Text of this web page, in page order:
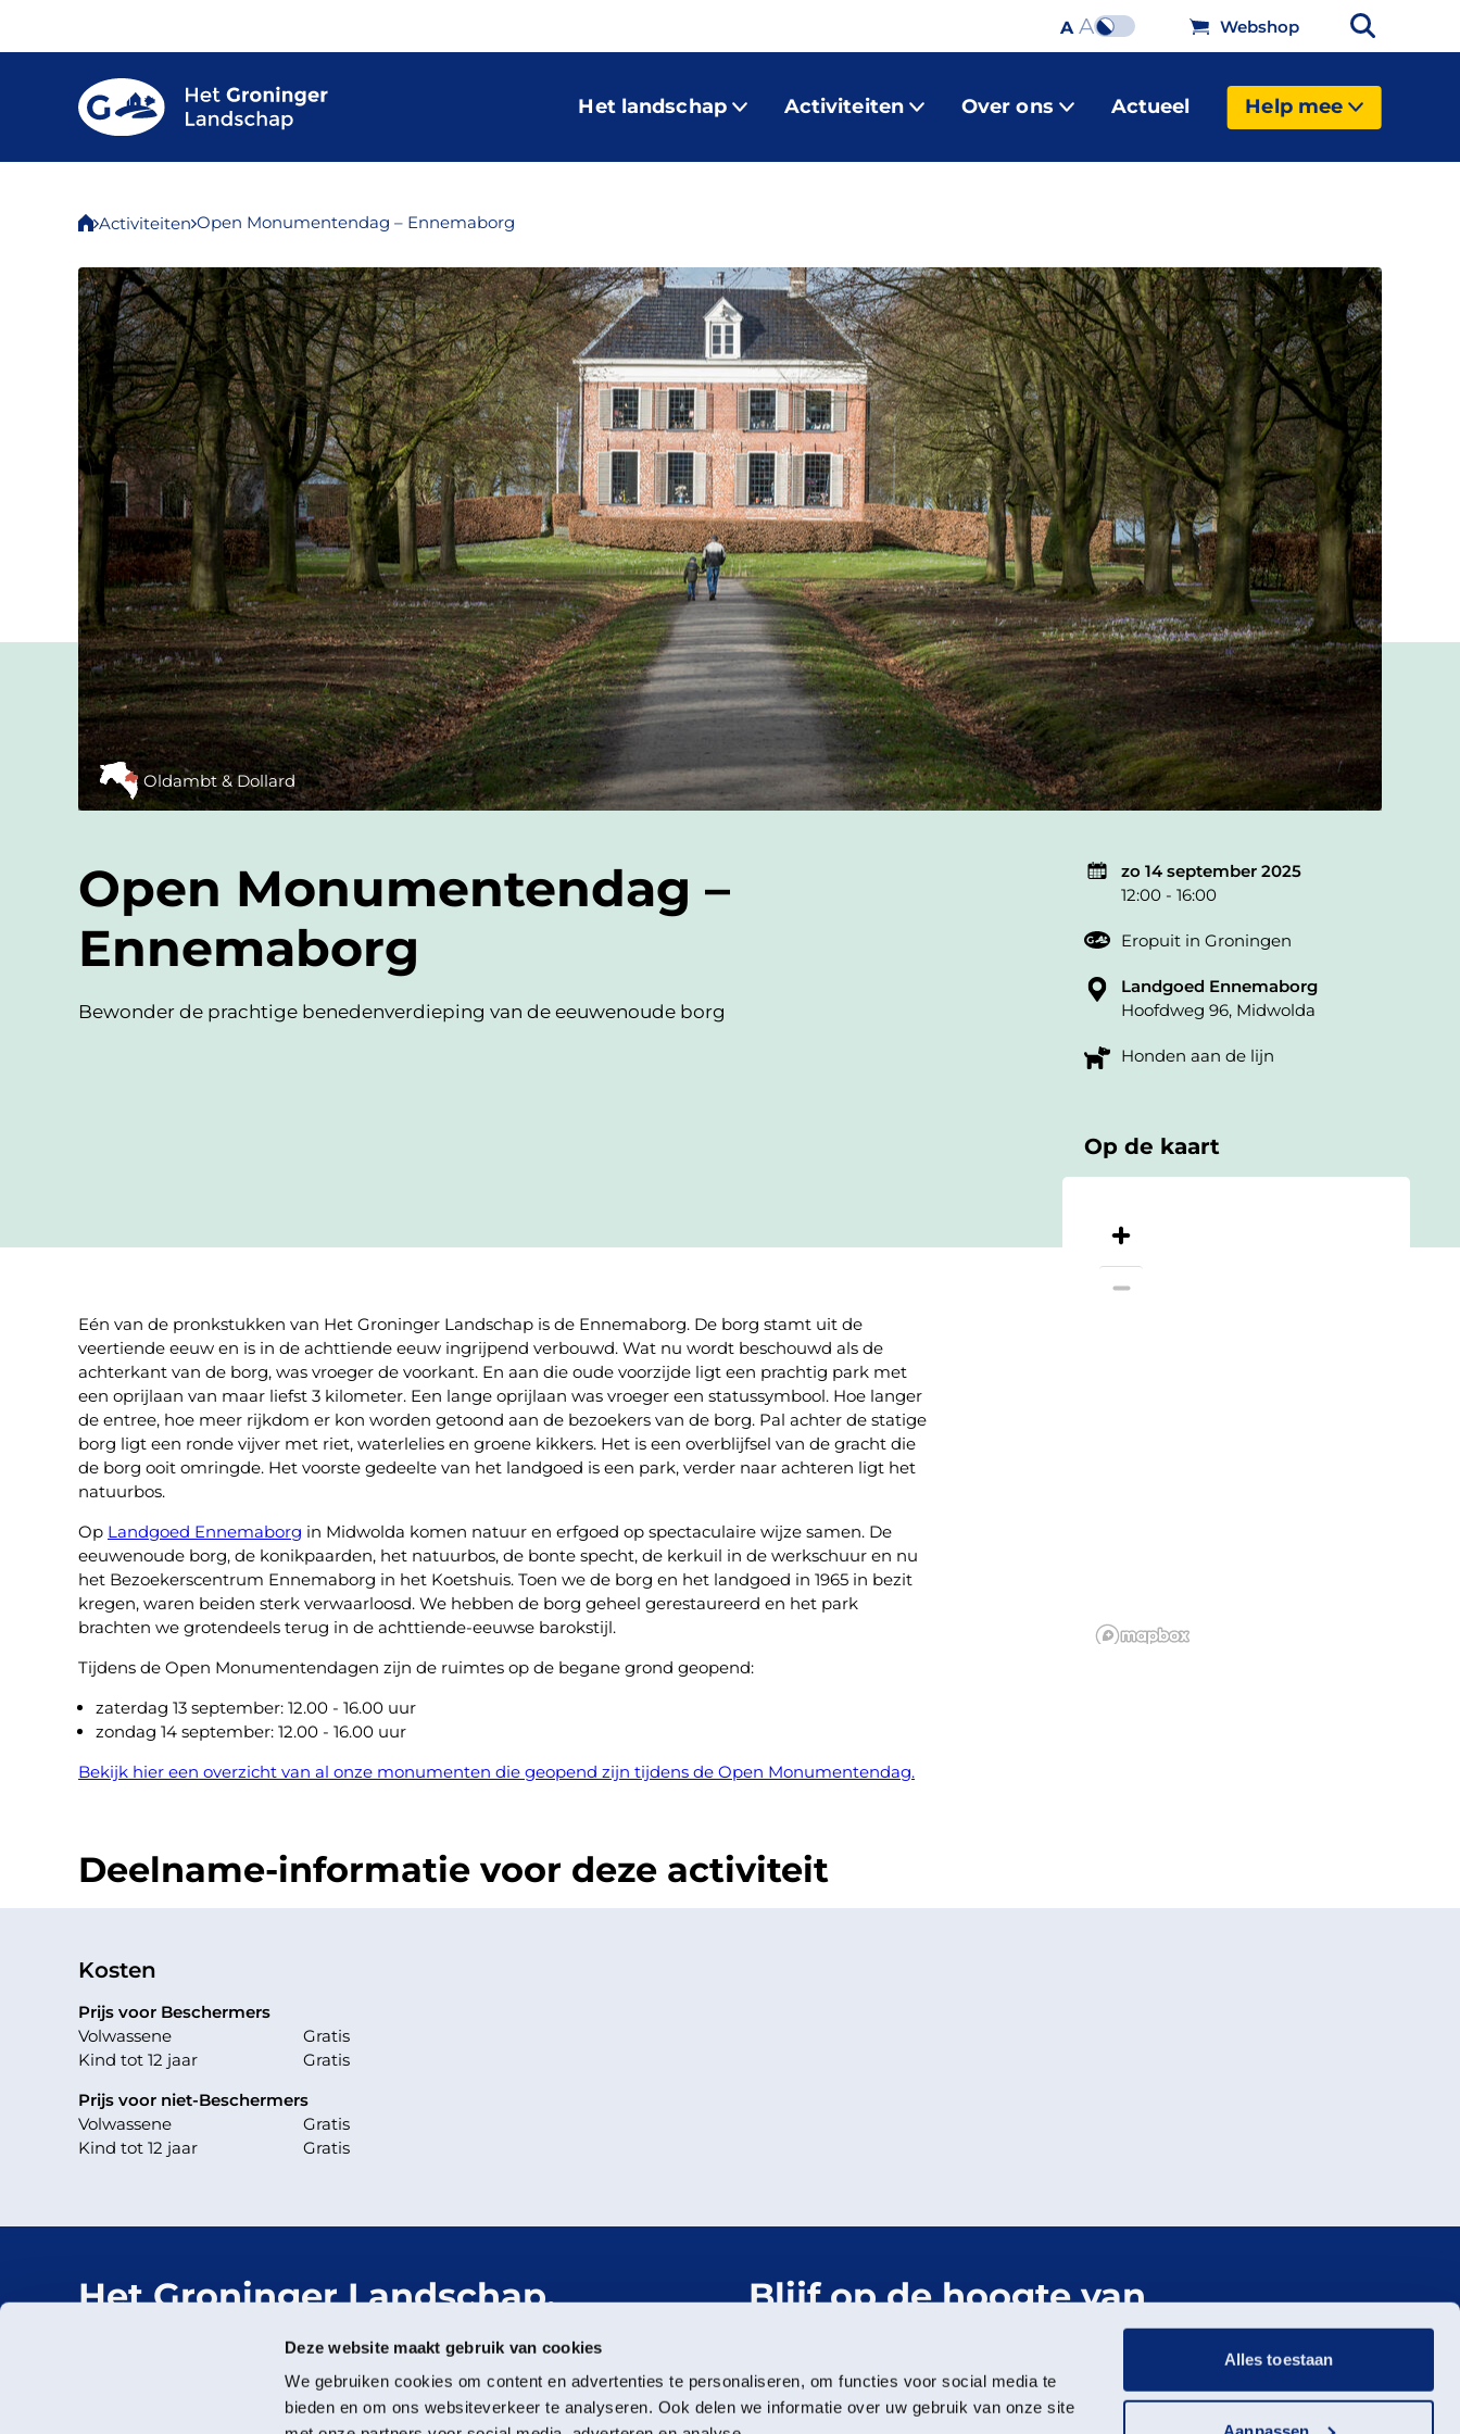
Deze website maakt gebruik van cookies
We gebruiken cookies om content en advertenties te personaliseren, om functies voor social media te
bieden en om ons websiteverkeer te analyseren. Ook delen we informatie over uw gebruik van onze site
Alles toestaan
A A Webshop
Het landschap Activiteiten Over ons Actueel Help mee
Activiteiten Open Monumentendag – Ennemaborg
Oldambt & Dollard
Open Monumentendag –
Ennemaborg
Bewonder de prachtige benedenverdieping van de eeuwenoude borg
zo 14 september 2025
12:00 - 16:00
Eropuit in Groningen
Landgoed Ennemaborg
Hoofdweg 96, Midwolda
Honden aan de lijn
Op de kaart
Eén van de pronkstukken van Het Groninger Landschap is de Ennemaborg. De borg stamt uit de
veertiende eeuw en is in de achttiende eeuw ingrijpend verbouwd. Wat nu wordt beschouwd als de
achterkant van de borg, was vroeger de voorkant. En aan die oude voorzijde ligt een prachtig park met
een oprijlaan van maar liefst 3 kilometer. Een lange oprijlaan was vroeger een statussymbool. Hoe langer
de entree, hoe meer rijkdom er kon worden getoond aan de bezoekers van de borg. Pal achter de statige
borg ligt een ronde vijver met riet, waterlelies en groene kikkers. Het is een overblijfsel van de gracht die
de borg ooit omringde. Het voorste gedeelte van het landgoed is een park, verder naar achteren ligt het
natuurbos.
Op Landgoed Ennemaborg in Midwolda komen natuur en erfgoed op spectaculaire wijze samen. De
eeuwenoude borg, de konikpaarden, het natuurbos, de bonte specht, de kerkuil in de werkschuur en nu
het Bezoekerscentrum Ennemaborg in het Koetshuis. Toen we de borg en het landgoed in 1965 in bezit
kregen, waren beiden sterk verwaarloosd. We hebben de borg geheel gerestaureerd en het park
brachten we grotendeels terug in de achttiende-eeuwse barokstijl.
Tijdens de Open Monumentendagen zijn de ruimtes op de begane grond geopend:
zaterdag 13 september: 12.00 - 16.00 uur
zondag 14 september: 12.00 - 16.00 uur
Bekijk hier een overzicht van al onze monumenten die geopend zijn tijdens de Open Monumentendag.
Deelname-informatie voor deze activiteit
Kosten
Prijs voor Beschermers
Volwassene
Gratis
Kind tot 12 jaar
Gratis
Prijs voor niet-Beschermers
Volwassene
Gratis
Kind tot 12 jaar
Gratis
Het Groninger Landschap.
Mooi dichtbij.
Blijf op de hoogte van
Het Groninger Landschap
Meld je aan voor de nieuwsbrief